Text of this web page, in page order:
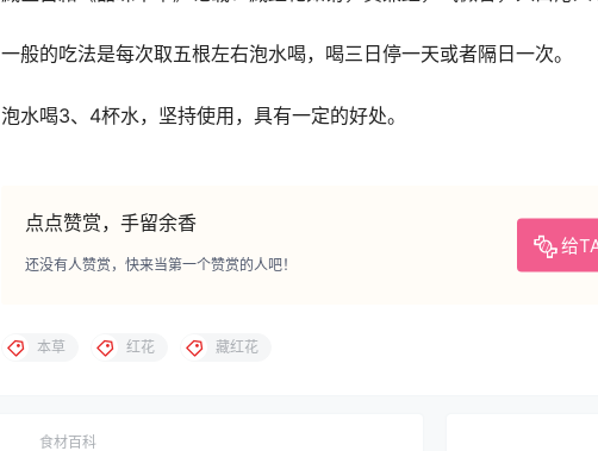
一般的吃法是每次取五根左右泡水喝，喝三日停一天或者隔日一次。
泡水喝3、4杯水，坚持使用，具有一定的好处。
点点赞赏，手留余香
给
还没有人赞赏，快来当第一个赞赏的人吧！
本草 红花 藏红花
食材百科